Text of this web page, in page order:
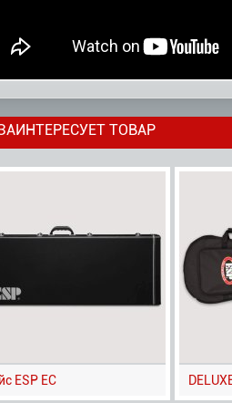
ТОВАР
ESP EC